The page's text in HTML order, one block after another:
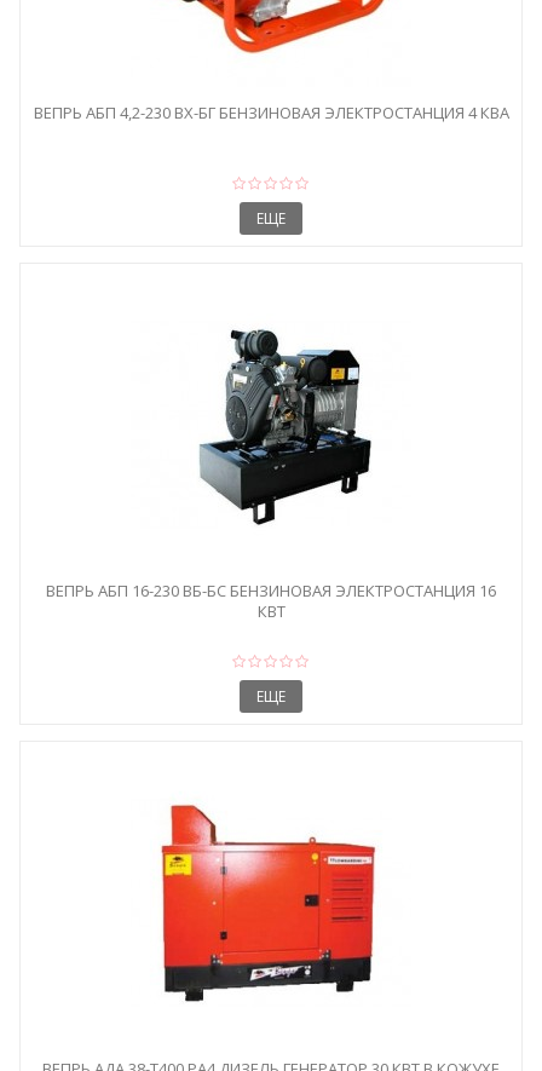
ВЕПРЬ АБП 4,2-230 ВХ-БГ БЕНЗИНОВАЯ ЭЛЕКТРОСТАНЦИЯ 4 КВА
ЕЩЕ
ВЕПРЬ АБП 16-230 ВБ-БС БЕНЗИНОВАЯ ЭЛЕКТРОСТАНЦИЯ 16
КВТ
ЕЩЕ